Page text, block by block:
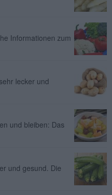
Informationen zum
lecker und
und bleiben: Das
und gesund. Die